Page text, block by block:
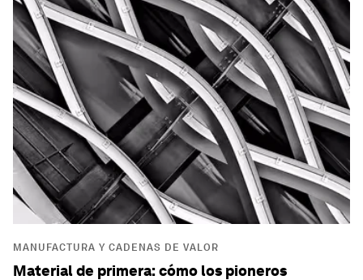
MANUFACTURA Y CADENAS DE VALOR
Material de primera: cómo los pioneros